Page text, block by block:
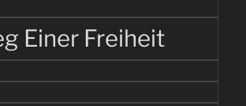
Einer Freiheit